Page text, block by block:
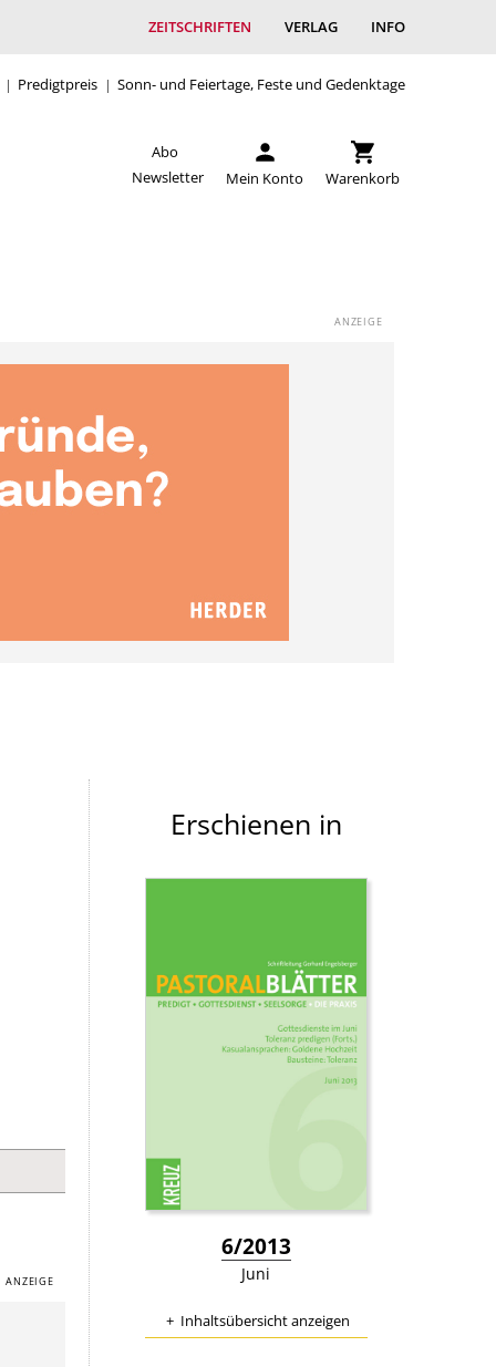
ZEITSCHRIFTEN VERLAG INFO
Predigtpreis Sonn- und Feiertage, Feste und Gedenktage
Abo
Newsletter
Mein Konto Warenkorb
Erschienen in
6/2013
Juni
Inhaltsübersicht anzeigen